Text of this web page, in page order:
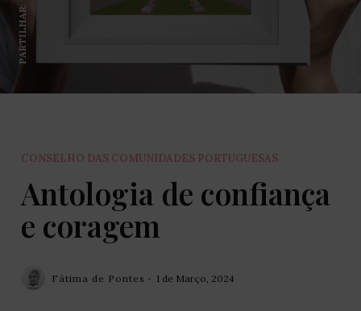
PARTILHAR:
CONSELHO DAS COMUNIDADES PORTUGUESAS
Antologia de confiança
e coragem
Fátima de Pontes 1 de Março, 2024